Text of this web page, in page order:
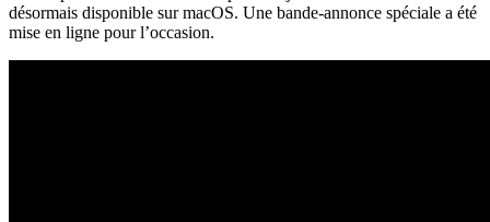
désormais disponible sur macOS. Une bande-annonce spéciale a été
mise en ligne pour l’occasion.